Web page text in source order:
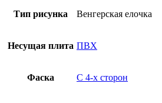
Тип рисунка Венгерская елочка
Несущая плита ПВХ
Фаска С 4-x сторон